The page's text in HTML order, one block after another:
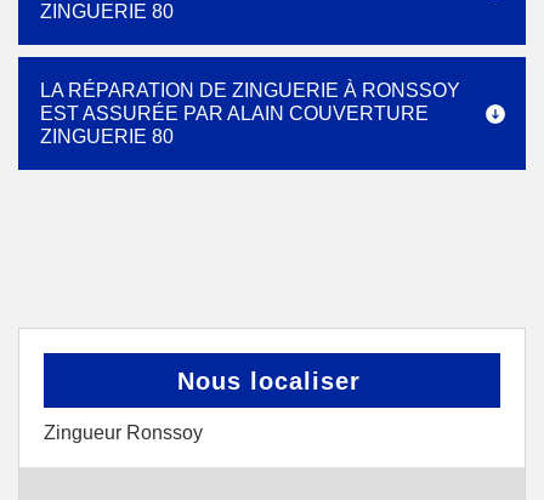
ZINGUERIE 80
LA RÉPARATION DE ZINGUERIE À RONSSOY
EST ASSURÉE PAR ALAIN COUVERTURE
ZINGUERIE 80
Nous localiser
Zingueur Ronssoy